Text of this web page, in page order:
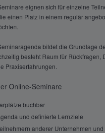
eignen sich für einzelne
einen Platz in einem regulär
bildet die Grundlage
besteht Raum für Rückfragen,
Praxiserfahrungen.
Online-Seminare
buchbar
und definierte Lernziele
anderer Unternehmen und